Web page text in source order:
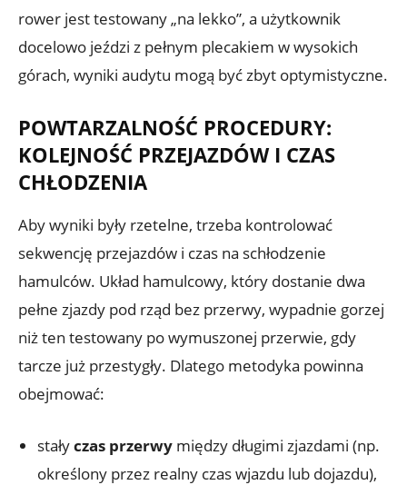
rower jest testowany „na lekko”, a użytkownik
docelowo jeździ z pełnym plecakiem w wysokich
górach, wyniki audytu mogą być zbyt optymistyczne.
POWTARZALNOŚĆ PROCEDURY:
KOLEJNOŚĆ PRZEJAZDÓW I CZAS
CHŁODZENIA
Aby wyniki były rzetelne, trzeba kontrolować
sekwencję przejazdów i czas na schłodzenie
hamulców. Układ hamulcowy, który dostanie dwa
pełne zjazdy pod rząd bez przerwy, wypadnie gorzej
niż ten testowany po wymuszonej przerwie, gdy
tarcze już przestygły. Dlatego metodyka powinna
obejmować:
stałyczas przerwy między długimi zjazdami (np.
określony przez realny czas wjazdu lub dojazdu),